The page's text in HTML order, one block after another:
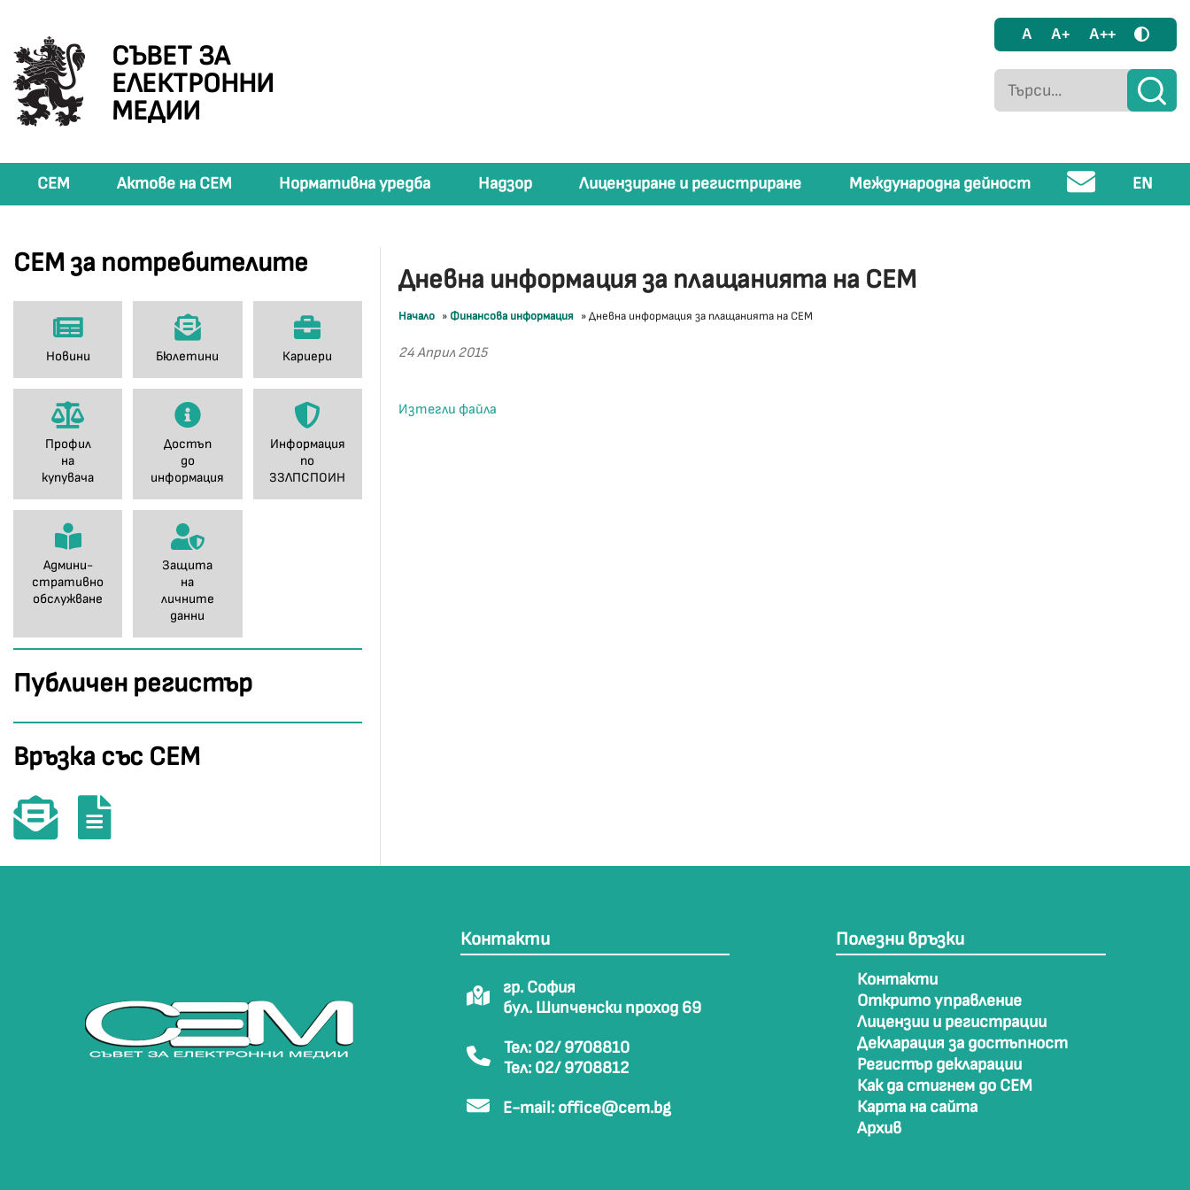
СЪВЕТ ЗА
ЕЛЕКТРОННИ
МЕДИИ
A A+ A++
СЕМ Актове на СЕМ Нормативна уредба Надзор Лицензиране и регистриране Международна дейност EN
СЕМ за потребителите
Новини Бюлетини Кариери
Профил
на
купувача
Достъп
до
информация
Информация
по
ЗЗЛПСПОИН
Админи-
стративно
обслужване
Защита
на
личните
данни
Публичен регистър
Връзка със СЕМ
Дневна информация за плащанията на СЕМ
Начало » Финансова информация »Дневна информация за плащанията на СЕМ
24 Април 2015
Изтегли файла
Контакти
гр. София
бул. Шипченски проход 69
Тел: 02/ 9708810
Тел: 02/ 9708812
E-mail: office@cem.bg
Полезни връзки
Контакти
Открито управление
Лицензии и регистрации
Декларация за достъпност
Регистър декларации
Как да стигнем до СЕМ
Карта на сайта
Архив